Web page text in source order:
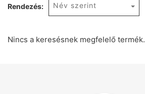
Rendezés: Név szerint
Nincs a keresésnek megfelelő termék.